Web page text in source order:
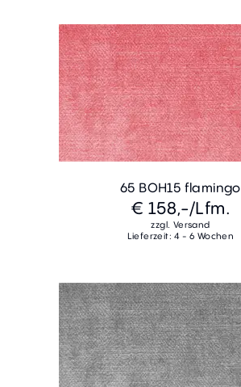
65 BOH15 flamingo
€ 158,-/Lfm.
zzgl. Versand
Lieferzeit: 4 - 6 Wochen